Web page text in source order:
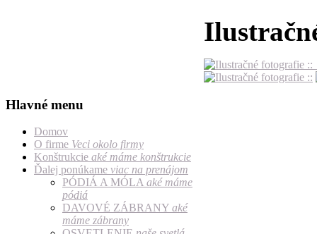
Hlavné menu
Domov
O firme Veci okolo firmy
Konštrukcie aké máme konštrukcie
Ďalej ponúkame viac na prenájom
PÓDIÁ A MÓLA aké máme
pódiá
DAVOVÉ ZÁBRANY aké
máme zábrany